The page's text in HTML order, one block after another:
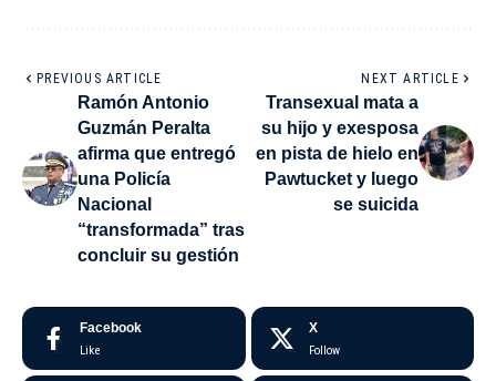
PREVIOUS ARTICLE
Ramón Antonio
Guzmán Peralta
afirma que entregó
una Policía
Nacional
“transformada” tras
concluir su gestión
NEXT ARTICLE
Transexual mata a
su hijo y exesposa
en pista de hielo en
Pawtucket y luego
se suicida
Facebook
Like
X
Follow